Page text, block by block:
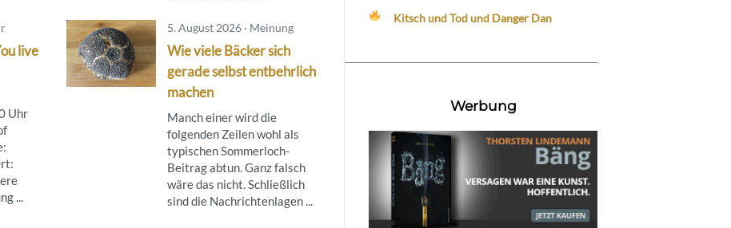
live
Uhr
...
5. August 2026 · Meinung
Wie viele Bäcker sich
gerade selbst entbehrlich
machen
Manch einer wird die
folgenden Zeilen wohl als
typischen Sommerloch-
Beitrag abtun. Ganz falsch
wäre das nicht. Schließlich
sind die Nachrichtenlagen ...
Kitsch und Tod und Danger Dan
Werbung